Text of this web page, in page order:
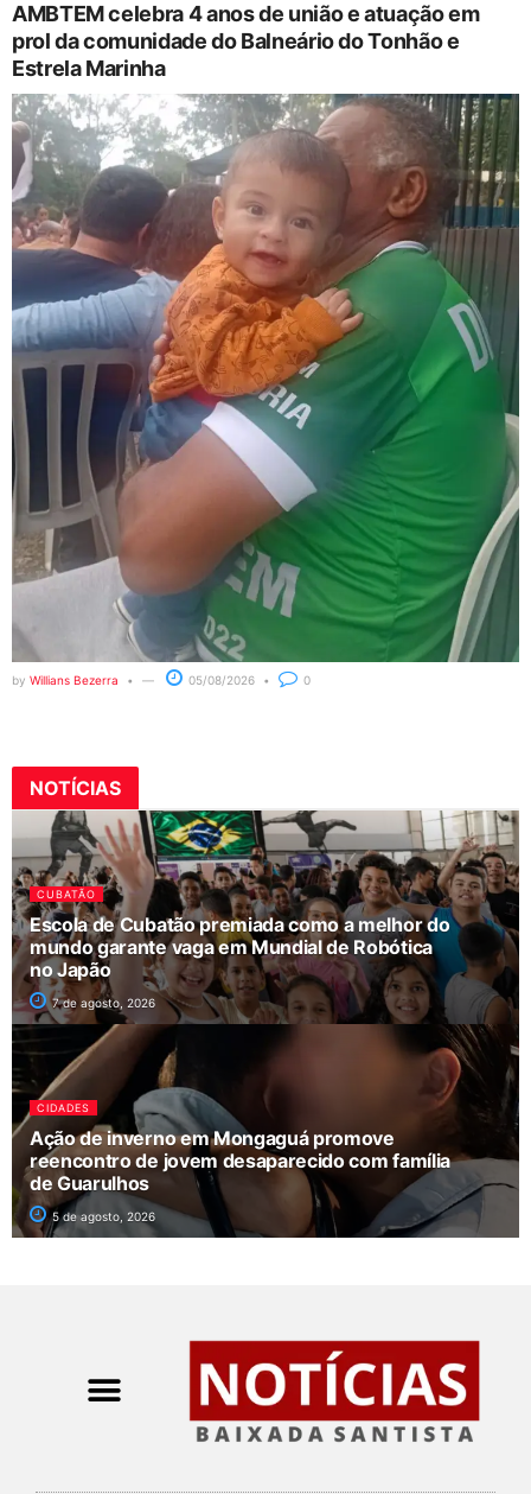
AMBTEM celebra 4 anos de união e atuação em
prol da comunidade do Balneário do Tonhão e
Estrela Marinha
by Willians Bezerra 05/08/2026 0
NOTÍCIAS
CUBATÃO
Escola de Cubatão premiada como a melhor do
mundo garante vaga em Mundial de Robótica
no Japão
7 de agosto, 2026
CIDADES
Ação de inverno em Mongaguá promove
reencontro de jovem desaparecido com família
de Guarulhos
5 de agosto, 2026